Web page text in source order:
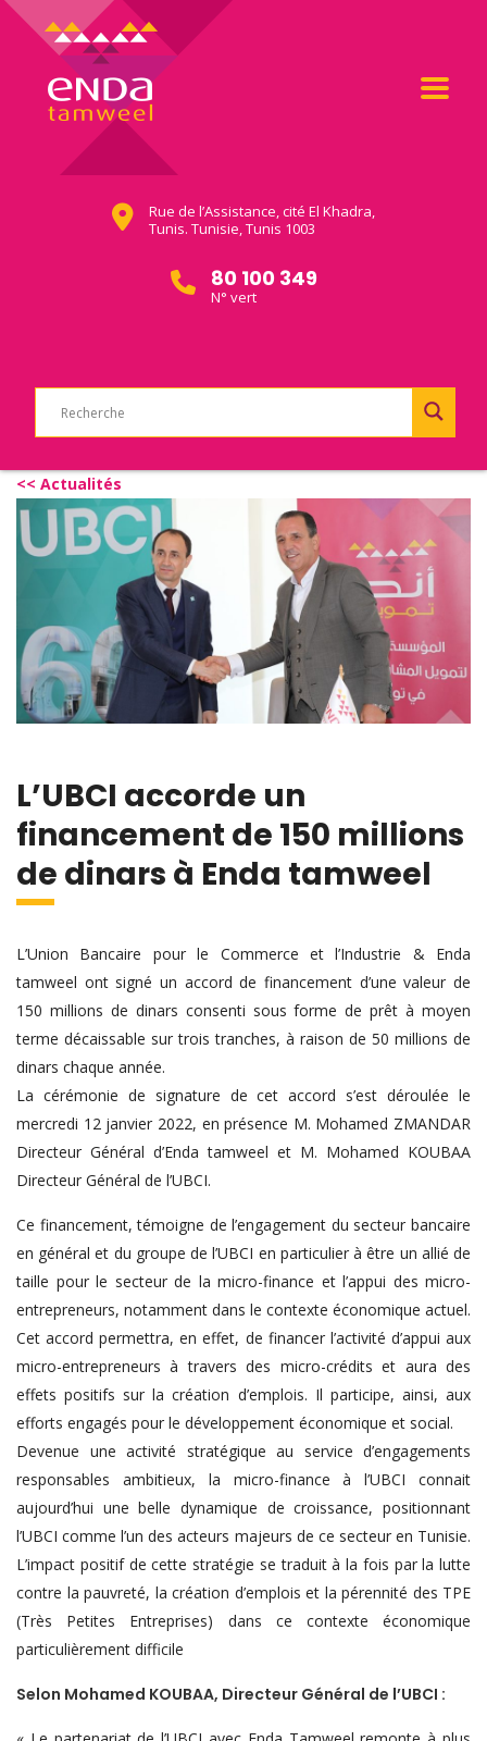
Rue de l’Assistance, cité El Khadra,
Tunis. Tunisie, Tunis 1003
80 100 349
N° vert
<< Actualités
L’UBCI accorde un
financement de 150 millions
de dinars à Enda tamweel
L’Union Bancaire pour le Commerce et l’Industrie & Enda
tamweel ont signé un accord de financement d’une valeur de
150 millions de dinars consenti sous forme de prêt à moyen
terme décaissable sur trois tranches, à raison de 50 millions de
dinars chaque année.
La cérémonie de signature de cet accord s’est déroulée le
mercredi 12 janvier 2022, en présence M. Mohamed ZMANDAR
Directeur Général d’Enda tamweel et M. Mohamed KOUBAA
Directeur Général de l’UBCI.
Ce financement, témoigne de l’engagement du secteur bancaire
en général et du groupe de l’UBCI en particulier à être un allié de
taille pour le secteur de la micro-finance et l’appui des micro-
entrepreneurs, notamment dans le contexte économique actuel.
Cet accord permettra, en effet, de financer l’activité d’appui aux
micro-entrepreneurs à travers des micro-crédits et aura des
effets positifs sur la création d’emplois. Il participe, ainsi, aux
efforts engagés pour le développement économique et social.
Devenue une activité stratégique au service d’engagements
responsables ambitieux, la micro-finance à l’UBCI connait
aujourd’hui une belle dynamique de croissance, positionnant
l’UBCI comme l’un des acteurs majeurs de ce secteur en Tunisie.
L’impact positif de cette stratégie se traduit à la fois par la lutte
contre la pauvreté, la création d’emplois et la pérennité des TPE
(Très Petites Entreprises) dans ce contexte économique
particulièrement difficile
Selon Mohamed KOUBAA, Directeur Général de l’UBCI :